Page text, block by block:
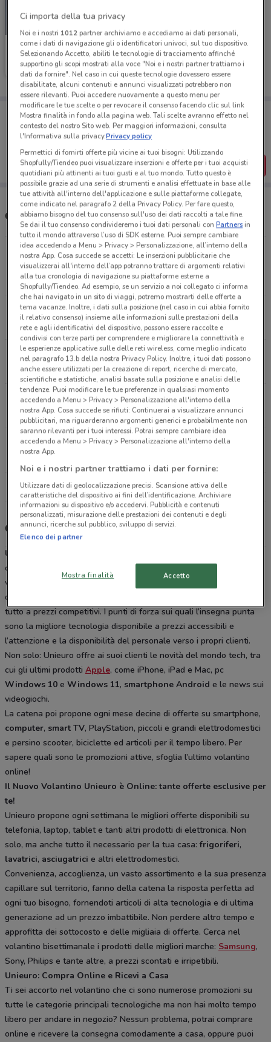
Unieuro
Scade domenica 5.2 km
Porta DoveConviene sempre con te!
Puoi trovare le migliori offerte dei negozi vicino a te,
salvarle e creare la tua lista del risparmio, comodamente
dal tuo cellulare.
SCARICA L’APP
Orari e Negozi Unieuro
Via Beverino - (Uscita 2 Gra), 6 (Via Boccea Angolo
Torrevecchia) Roma
5.2 km
APERTO
Piazza dei Cinquecento Roma
5.2 km
Via Tigrè, 108/110 Roma
5.4 km
CHIUSO
Viale Trastevere, 215-227 Roma
6.2 km
APERTO
Viale Guglielmo Marconi, 133-133/A Roma
7.4 km
Tutti i negozi Unieuro
Gli sconti del nuovo volantino Unieuro
Unieuro
consumo e di elettrodomestici in tutta Italia. Con oltre 500 punti
vendita offre ai suoi clienti tutte le novità tecnologiche, dai
dispositivi mobili al vastissimo assortimento di articoli per la casa, il
tutto a prezzi competitivi. I punti di forza sui quali l’insegna punta
sono la migliore tecnologia disponibile a prezzi accessibili e
l’attenzione e la disponibilità del personale verso i propri clienti.
Non solo: Unieuro offre ai suoi clienti le novità del mondo tech, tra
cui gli ultimi prodotti Apple, come iPhone, iPad e Mac, pc
Windows 10 e Windows 11, smartphone Android e le news sui
videogiochi.
La catena poi propone ogni mese decine di offerte su smartphone,
computer, smart TV, PlayStation, piccoli e grandi elettrodomestici
e persino scooter, biciclette ed articoli per il tempo libero. Per
sapere quali sono le promozioni attive, sfoglia l’ultimo volantino
online!
Il Nuovo Volantino Unieuro è Online: tante offerte esclusive per
te!
Unieuro propone ogni settimana le migliori offerte disponibili su
telefonia, laptop, tablet e tanti altri prodotti di elettronica. Non
solo, ma anche tutto il necessario per la tua casa:frigoriferi,
lavatrici, asciugatrici e altri elettrodomestici.
Convenienza, accoglienza, un vasto assortimento e la sua presenza
capillare sul territorio, fanno della catena la risposta perfetta ad
ogni tuo bisogno, fornendoti articoli di alta tecnologia e di ultima
generazione ad un prezzo imbattibile. Non perdere altro tempo e
approfitta dei sottocosto e delle migliaia di offerte. Cerca nel
volantino bisettimanale i prodotti delle migliori marche: Samsung,
Sony, Philips e tante altre, a prezzi scontati e irripetibili.
Unieuro: Compra Online e Ricevi a Casa
Ti sei accorto nel volantino che ci sono numerose promozioni su
tutte le categorie principali tecnologiche ma non hai molto tempo
libero per andare in negozio? Nessun problema, potrai comprare
online e ricevere la consegna comodamente a casa, oppure puoi
Ci importa della tua privacy
Noi e i nostri 1012partner archiviamo e accediamo ai dati personali,
come i dati di navigazione gli o identificatori univoci, sul tuo dispositivo.
Selezionando Accetto, abiliti le tecnologie di tracciamento affinché
supportino gli scopi mostrati alla voce "Noi e i nostri partner trattiamo i
dati da fornire". Nel caso in cui queste tecnologie dovessero essere
disabilitate, alcuni contenuti e annunci visualizzati potrebbero non
essere rilevanti. Puoi accedere nuovamente a questo menu per
modificare le tue scelte o per revocare il consenso facendo clic sul link
Mostra finalità in fondo alla pagina web. Tali scelte avranno effetto nel
contesto del nostro Sito web. Per maggiori informazioni, consulta
l'Informativa sulla privacy.Privacy policy
Permettici di fornirti offerte più vicine ai tuoi bisogni: Utilizzando
Shopfully/Tiendeo puoi visualizzare inserzioni e offerte per i tuoi acquisti
quotidiani più attinenti ai tuoi gusti e al tuo mondo. Tutto questo è
possibile grazie ad una serie di strumenti e analisi effettuate in base alle
tue attività all'interno dell'applicazione e sulle piattaforme collegate,
come indicato nel paragrafo 2 della Privacy Policy. Per fare questo,
abbiamo bisogno del tuo consenso sull'uso dei dati raccolti a tale fine.
Se dai il tuo consenso condivideremo i tuoi dati personali conPartnersin
tutto il mondo attraverso l’uso di SDK esterne. Puoi sempre cambiare
idea accedendo a Menu > Privacy > Personalizzazione, all’interno della
nostra App. Cosa succede se accetti: Le inserzioni pubblicitarie che
visualizzerai all'interno dell’app potranno trattare di argomenti relativi
alla tua cronologia di navigazione su piattaforme esterne a
Shopfully/Tiendeo. Ad esempio, se un servizio a noi collegato ci informa
che hai navigato in un sito di viaggi, potremo mostrarti delle offerte a
tema vacanze. Inoltre, i dati sulla posizione (nel caso in cui abbia fornito
il relativo consenso) insieme alle informazioni sulle prestazioni della
rete e agli identificativi del dispositivo, possono essere raccolte e
condivisi con terze parti per comprendere e migliorare la connettività e
le esperienze applicative sulle delle reti wireless, come meglio indicato
nel paragrafo 13.b della nostra Privacy Policy. Inoltre, i tuoi dati possono
anche essere utilizzati per la creazione di report, ricerche di mercato,
scientifiche e statistiche, analisi basate sulla posizione e analisi delle
tendenze. Puoi modificare le tue preferenze in qualsiasi momento
accedendo a Menu > Privacy > Personalizzazione all'interno della
nostra App. Cosa succede se rifiuti: Continuerai a visualizzare annunci
pubblicitari, ma riguarderanno argomenti generici e probabilmente non
saranno rilevanti per i tuoi interessi. Potrai sempre cambiare idea
accedendo a Menu > Privacy > Personalizzazione all'interno della
nostra App.
Noi e i nostri partner trattiamo i dati per fornire:
Utilizzare dati di geolocalizzazione precisi. Scansione attiva delle
caratteristiche del dispositivo ai fini dell’identificazione. Archiviare
informazioni su dispositivo e/o accedervi. Pubblicità e contenuti
personalizzati, misurazione delle prestazioni dei contenuti e degli
annunci, ricerche sul pubblico, sviluppo di servizi.
Elenco dei partner
Mostra finalità Accetto